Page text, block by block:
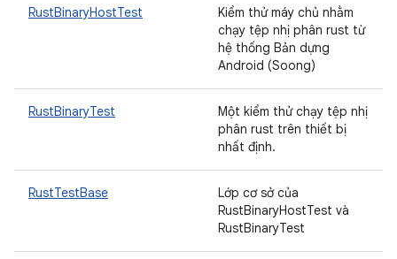
RustBinaryHostTest
Kiểm thử máy chủ nhằm
chạy tệp nhị phân rust từ
hệ thống Bản dựng
Android (Soong)
RustBinaryTest
Một kiểm thử chạy tệp nhị
phân rust trên thiết bị
nhất định.
RustTestBase
Lớp cơ sở của
RustBinaryHostTest và
RustBinaryTest